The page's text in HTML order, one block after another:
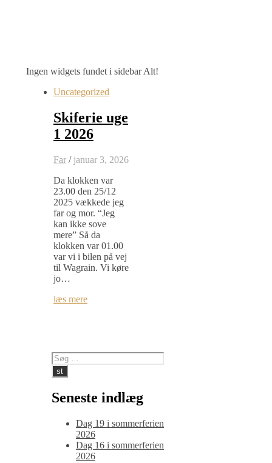
Ingen widgets fundet i sidebar Alt!
Uncategorized
Skiferie uge
1 2026
Far / januar 3, 2026
Da klokken var
23.00 den 25/12
2025 vækkede jeg
far og mor. “Jeg
kan ikke sove
mere” Så da
klokken var 01.00
var vi i bilen på vej
til Wagrain. Vi køre
jo…
læs mere
Seneste indlæg
Dag 19 i sommerferien
2026
Dag 16 i sommerferien
2026